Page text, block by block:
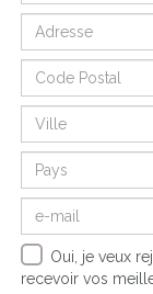
Oui, je veux
recevoir vos